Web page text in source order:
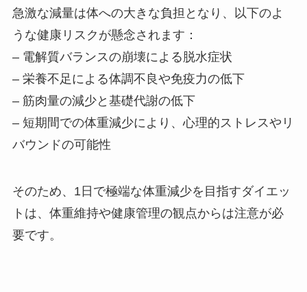
急激な減量は体への大きな負担となり、以下のよ
うな健康リスクが懸念されます：
– 電解質バランスの崩壊による脱水症状
– 栄養不足による体調不良や免疫力の低下
– 筋肉量の減少と基礎代謝の低下
– 短期間での体重減少により、心理的ストレスやリ
バウンドの可能性
そのため、1日で極端な体重減少を目指すダイエッ
トは、体重維持や健康管理の観点からは注意が必
要です。